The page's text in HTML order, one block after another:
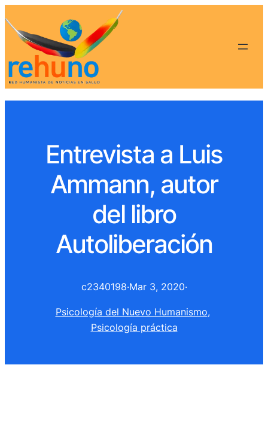
Entrevista a Luis
Ammann, autor
del libro
Autoliberación
c2340198·Mar 3, 2020·
Psicología del Nuevo Humanismo ,
Psicología práctica